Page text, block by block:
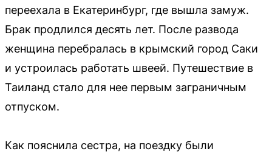
переехала в Екатеринбург, где вышла замуж.
Брак продлился десять лет. После развода
женщина перебралась в крымский город Саки
и устроилась работать швеей. Путешествие в
Таиланд стало для нее первым заграничным
отпуском.
Как пояснила сестра, на поездку были